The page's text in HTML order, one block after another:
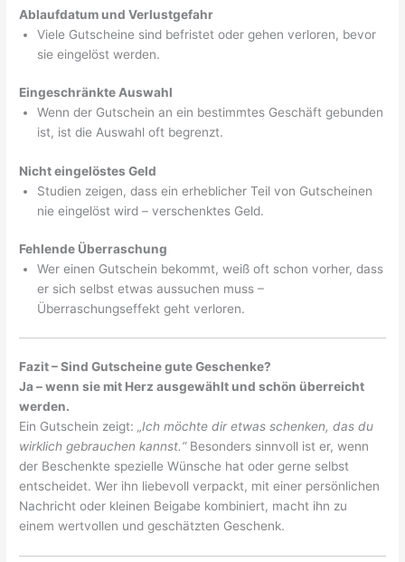
Ablaufdatum und Verlustgefahr
Viele Gutscheine sind befristet oder gehen verloren, bevor
sie eingelöst werden.
Eingeschränkte Auswahl
Wenn der Gutschein an ein bestimmtes Geschäft gebunden
ist, ist die Auswahl oft begrenzt.
Nicht eingelöstes Geld
Studien zeigen, dass ein erheblicher Teil von Gutscheinen
nie eingelöst wird – verschenktes Geld.
Fehlende Überraschung
Wer einen Gutschein bekommt, weiß oft schon vorher, dass
er sich selbst etwas aussuchen muss –
Überraschungseffekt geht verloren.
Fazit – Sind Gutscheine gute Geschenke?
Ja – wenn sie mit Herz ausgewählt und schön überreicht
werden.
Ein Gutschein zeigt:„Ich möchte dir etwas schenken, das du
wirklich gebrauchen kannst.“Besonders sinnvoll ist er, wenn
der Beschenkte spezielle Wünsche hat oder gerne selbst
entscheidet. Wer ihn liebevoll verpackt, mit einer persönlichen
Nachricht oder kleinen Beigabe kombiniert, macht ihn zu
einem wertvollen und geschätzten Geschenk.